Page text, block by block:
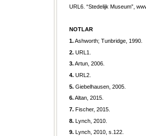
URL6. “Stedelijk Museum”,
NOTLAR
1.Ashworth; Tunbridge, 1990.
2. URL1.
3.Artun, 2006.
4. URL2.
5. Giebelhausen, 2005.
6.Altan, 2015.
7. Fischer, 2015.
8. Lynch, 2010.
9. Lynch, 2010, s.122.